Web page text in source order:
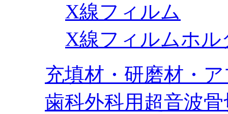
X線フィルム
X線フィルムホル
充填材・研磨材・
歯科外科用超音波